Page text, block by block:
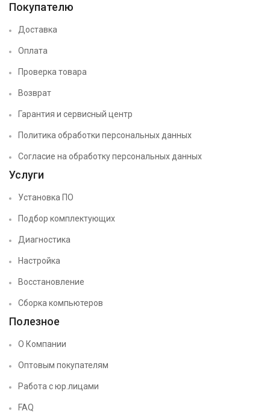
Покупателю
Доставка
Оплата
Проверка товара
Возврат
Гарантия и сервисный центр
Политика обработки персональных данных
Согласие на обработку персональных данных
Услуги
Установка ПО
Подбор комплектующих
Диагностика
Настройка
Восстановление
Сборка компьютеров
Полезное
О Компании
Оптовым покупателям
Работа с юр.лицами
FAQ